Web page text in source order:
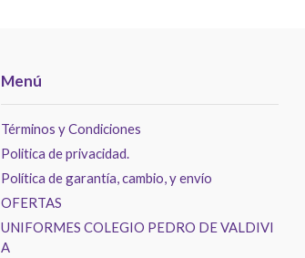
Menú
Términos y Condiciones
Politica de privacidad.
Política de garantía, cambio, y envío
OFERTAS
UNIFORMES COLEGIO PEDRO DE VALDIVI
A